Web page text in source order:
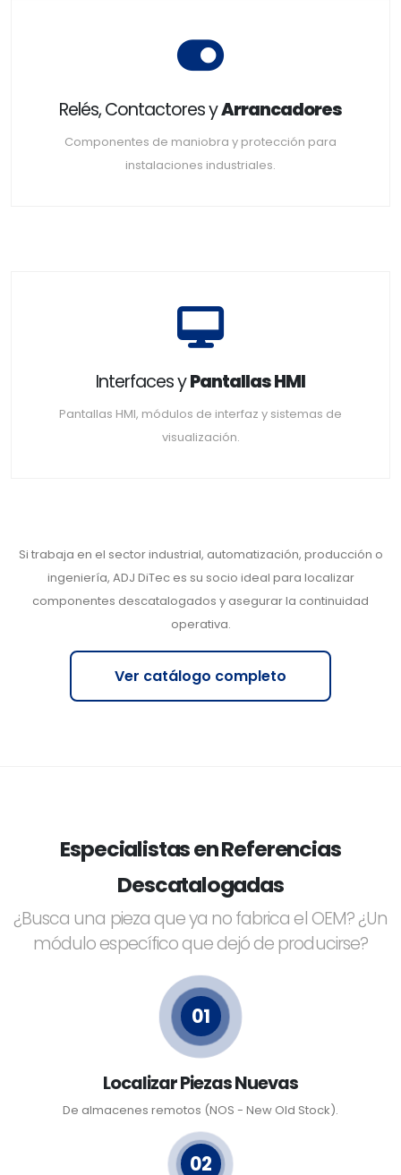
Relés, Contactores yArrancadores
Componentes de maniobra y protección para
instalaciones industriales.
Interfaces yPantallas HMI
Pantallas HMI, módulos de interfaz y sistemas de
visualización.
Si trabaja en el sector industrial, automatización, producción o
ingeniería, ADJ DiTec es su socio ideal para localizar
componentes descatalogados y asegurar la continuidad
operativa.
Ver catálogo completo
Especialistas en Referencias
Descatalogadas
¿Busca una pieza que ya no fabrica el OEM? ¿Un
módulo específico que dejó de producirse?
01
Localizar Piezas Nuevas
De almacenes remotos (NOS - New Old Stock).
02